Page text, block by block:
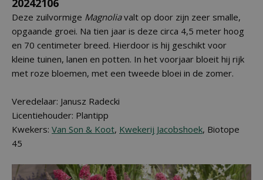
20242106
Deze zuilvormige Magnoliavalt op door zijn zeer smalle,
opgaande groei. Na tien jaar is deze circa 4,5 meter hoog
en 70 centimeter breed. Hierdoor is hij geschikt voor
kleine tuinen, lanen en potten. In het voorjaar bloeit hij rijk
met roze bloemen, met een tweede bloei in de zomer.
Veredelaar: Janusz Radecki
Licentiehouder: Plantipp
Kwekers: Van Son & Koot, Kwekerij Jacobshoek, Biotope
45